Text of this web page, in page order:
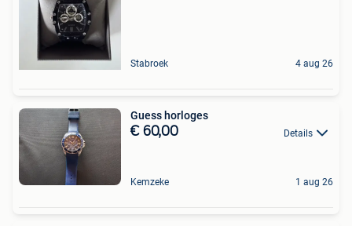
Stabroek 4 aug 26
Guess horloges
€ 60,00 Details
Kemzeke 1 aug 26